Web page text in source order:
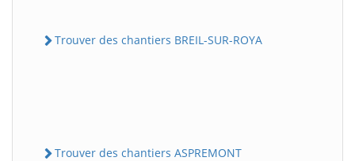
Trouver des chantiers BREIL-SUR-ROYA
Trouver des chantiers ASPREMONT